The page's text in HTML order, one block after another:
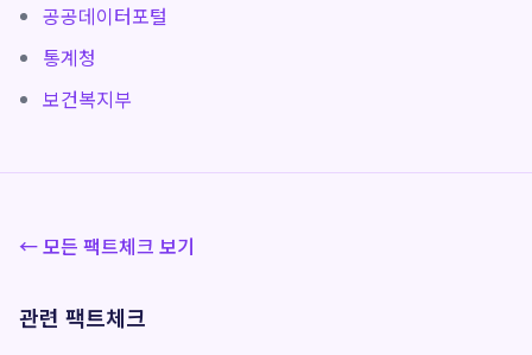
공공데이터포털
통계청
보건복지부
← 모든 팩트체크 보기
관련 팩트체크